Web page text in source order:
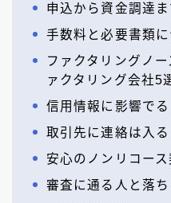
申込から資金調達
手数料と必要書類に
ファクタリングノ
ァクタリング会社5
信用情報に影響でる
取引先に連絡は入る
安心のノンリコース
審査に通る人と落